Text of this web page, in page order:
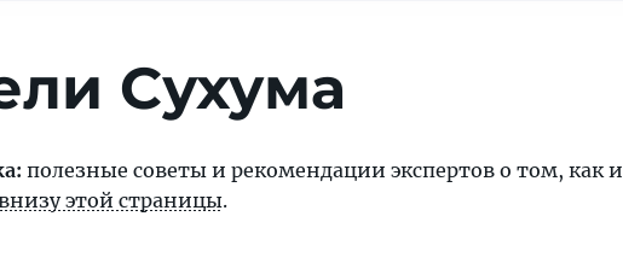
Сухума
полезные советы и рекомендации экспертов о том, как
этой страницы.